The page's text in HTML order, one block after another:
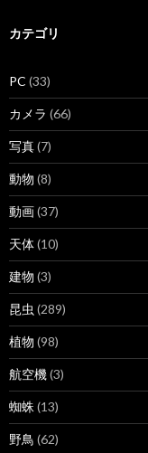
カテゴリ
PC (33)
カメラ (66)
写真(7)
動物 (8)
動画(37)
天体(10)
建物 (3)
昆虫 (289)
植物 (98)
航空機(3)
蜘蛛 (13)
野鳥 (62)